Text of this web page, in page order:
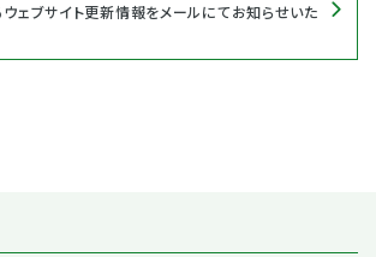
ェブサイト更新情報をメールにてお知らせいた